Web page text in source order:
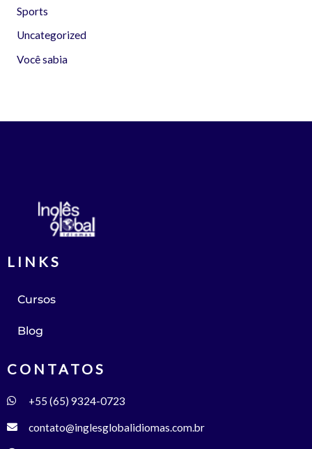
Sports
Uncategorized
Você sabia
LINKS
Cursos
Blog
CONTATOS
+55 (65) 9324-0723
contato@inglesglobalidiomas.com.br